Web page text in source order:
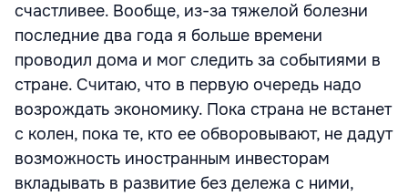
счастливее. Вообще, из-за тяжелой болезни
последние два года я больше времени
проводил дома и мог следить за событиями в
стране. Считаю, что в первую очередь надо
возрождать экономику. Пока страна не встанет
с колен, пока те, кто ее обворовывают, не дадут
возможность иностранным инвесторам
вкладывать в развитие без дележа с ними,